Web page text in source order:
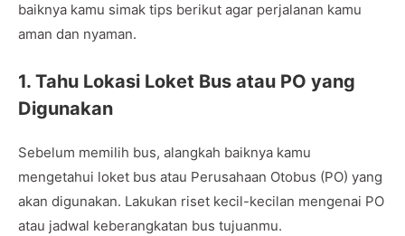
baiknya kamu simak tips berikut agar perjalanan kamu
aman dan nyaman.
1. Tahu Lokasi Loket Bus atau PO yang
Digunakan
Sebelum memilih bus, alangkah baiknya kamu
mengetahui loket bus atau Perusahaan Otobus (PO) yang
akan digunakan. Lakukan riset kecil-kecilan mengenai PO
atau jadwal keberangkatan bus tujuanmu.